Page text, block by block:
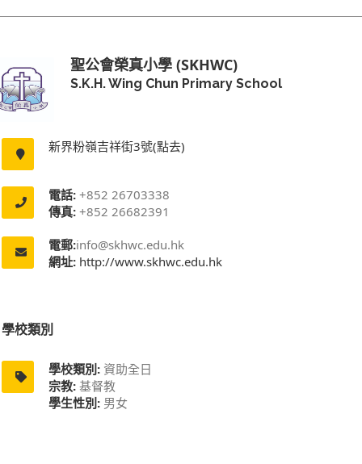
聖公會榮真小學 (SKHWC)
S.K.H. Wing Chun Primary School
新界粉嶺吉祥街3號(點去)
電話: +852 26703338
傳真: +852 26682391
電郵:info@skhwc.edu.hk
網址: http://www.skhwc.edu.hk
學校類別
學校類別: 資助全日
宗教: 基督教
學生性別: 男女